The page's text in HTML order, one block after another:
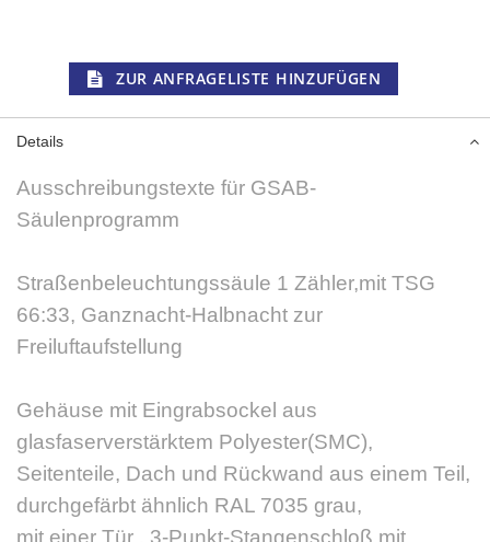
ZUR ANFRAGELISTE HINZUFÜGEN
Details
Ausschreibungstexte für GSAB-
Säulenprogramm
Straßenbeleuchtungssäule 1 Zähler,mit TSG
66:33, Ganznacht-Halbnacht zur
Freiluftaufstellung
Gehäuse mit Eingrabsockel aus
glasfaserverstärktem Polyester(SMC),
Seitenteile, Dach und Rückwand aus einem Teil,
durchgefärbt ähnlich RAL 7035 grau,